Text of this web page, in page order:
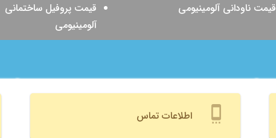
قیمت ناودانی آلومینیومی
قیمت پروفیل ساختمانی
آلومینیومی
settings_cell اطلاعات تماس